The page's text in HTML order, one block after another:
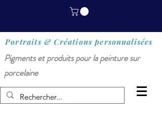
Portraits & Créationspersonnalisées
Pigments et produits pour la peinture sur
porcelaine